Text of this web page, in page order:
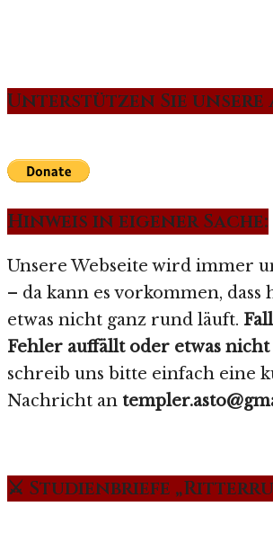
Unterstützen Sie unsere
Hinweis in eigener Sache:
Unsere Webseite wird immer
– da kann es vorkommen, dass
etwas nicht ganz rund läuft.
Fehler auffällt oder etwas
schreib uns bitte einfach eine
Nachricht an
⚔️ Studienbriefe